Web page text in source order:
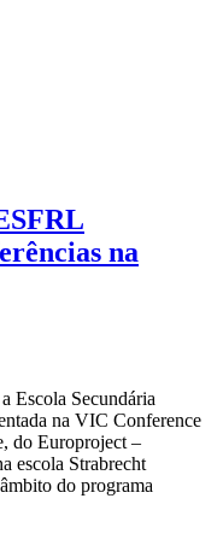
na
Escola Secundária
na VIC Conference
do Europroject –
escola Strabrecht
do programa